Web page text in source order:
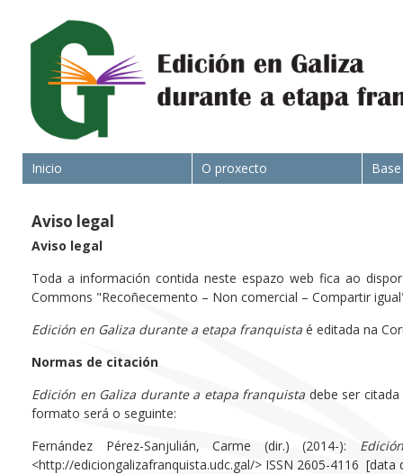
Inicio O proxecto
Aviso legal
Aviso legal
Toda a información contida neste espazo web fica ao
Commons "Recoñecemento – Non comercial – Compartir
Edición en Galiza durante a etapa franquista é editada na
Normas de citación
Edición en Galiza durante a etapa franquista debe ser
formato será o seguinte:
Fernández Pérez-Sanjulián, Carme (dir.) (2014-):
<http://ediciongalizafranquista.udc.gal/> ISSN 2605-4116